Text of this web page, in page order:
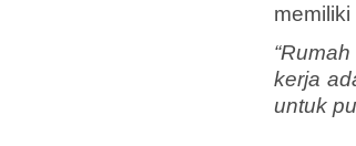
kerja
untuk